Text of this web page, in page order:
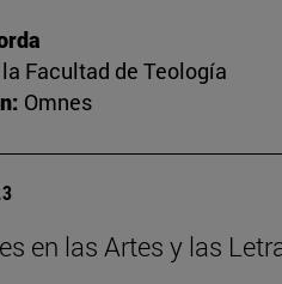
Facultad de Teología
Omnes
en las Artes y las